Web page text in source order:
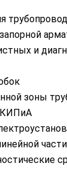
и
зоны
КИПиА